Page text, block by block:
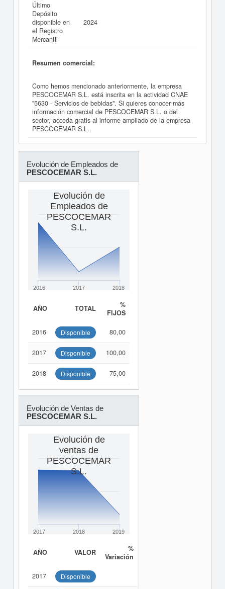
Último
Depósito
disponible en
el Registro
Mercantil
2024
Resumen comercial:
Como hemos mencionado anteriormente, la empresa
PESCOCEMAR S.L. está inscrita en la actividad CNAE
"5630 - Servicios de bebidas". Si quieres conocer más
información comercial de PESCOCEMAR S.L. o del
sector, acceda gratis al informe ampliado de la empresa
PESCOCEMAR S.L..
Evolución de Empleados de
PESCOCEMAR S.L.
Evolución de
Empleados de
PESCOCEMAR
S.L.
2016 2017 2018
AÑO TOTAL
%
FIJOS
2016 Disponible 80,00
2017 Disponible 100,00
2018 Disponible 75,00
Evolución de Ventas de
PESCOCEMAR S.L.
Evolución de
ventas de
PESCOCEMAR
S.L.
2017 2018 2019
AÑO VALOR
%
Variación
2017 Disponible